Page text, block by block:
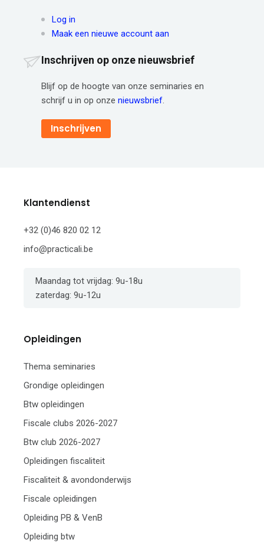
Log in
Maak een nieuwe account aan
Inschrijven op onze nieuwsbrief
Blijf op de hoogte van onze seminaries en
schrijf u in op onze nieuwsbrief.
Inschrijven
Opleidingen
Thema seminaries
Grondige opleidingen
Btw opleidingen
Fiscale clubs 2026-2027
Btw club 2026-2027
Opleidingen fiscaliteit
Fiscaliteit & avondonderwijs
Fiscale opleidingen
Opleiding PB & VenB
Opleiding btw
Klantendienst
+32 (0)46 820 02 12
info@practicali.be
Maandag tot vrijdag: 9u-18u
zaterdag: 9u-12u